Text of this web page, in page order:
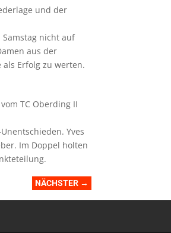
und der
nicht auf
aus der
Erfolg zu werten.
TC Oberding II
Yves
Im Doppel holten
NÄCHSTER→